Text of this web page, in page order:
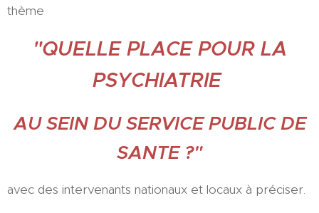
thème
"QUELLE PLACE POUR LA
PSYCHIATRIE
AU SEIN DU SERVICE PUBLIC DE
SANTE ?"
avec des intervenants nationaux et locaux à préciser.